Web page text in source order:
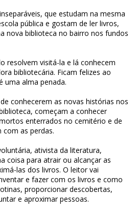
que estudam na mesma
pública e gostam de ler livros,
nova biblioteca no bairro nos fundos
resolvem visitá-la e lá conhecem
bibliotecária. Ficam felizes ao
uma alma penada.
conhecerem as novas histórias nos
começam a conhecer
enterrados no cemitério e de
com as perdas.
ativista da literatura,
coisa para atrair ou alcançar as
las dos livros. O leitor vai
e fazer com os livros e como
proporcionar descobertas,
e aproximar pessoas.